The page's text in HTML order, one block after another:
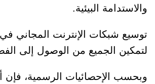
والاستدامة البيئية.
توسيع شبكات الإنترنت المجاني في
لتمكين الجميع من الوصول إلى